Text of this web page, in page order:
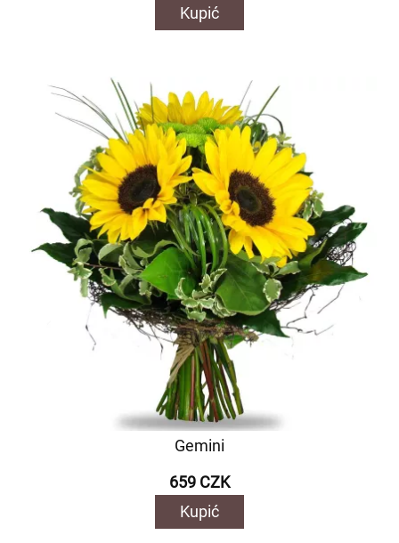
Kupić
Gemini
659 CZK
Kupić